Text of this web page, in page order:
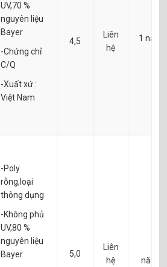
UV,70 %
nguyên liệu
Bayer
-Chứng chỉ
C/Q
-Xuất xứ :
Việt Nam
4,5
Liên
hệ
1 năm
-Poly
rỗng,loại
thông dụng
-Không phủ
UV,80 %
nguyên liệu
Bayer
5,0
Liên
hệ
năm